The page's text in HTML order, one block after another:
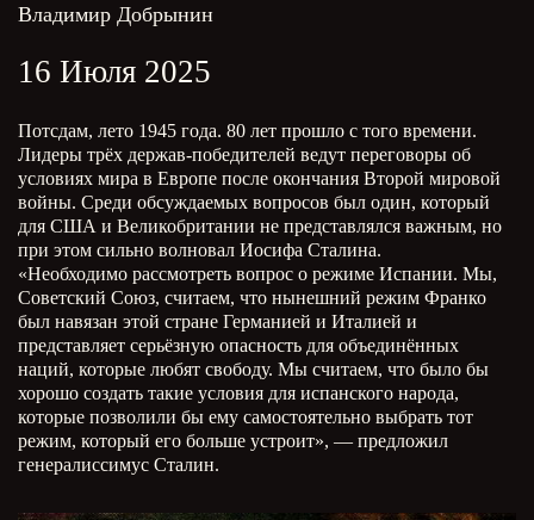
16 Июля 2025
Владимир Добрынин
Потсдам, лето 1945 года. 80 лет прошло с того времени.
Лидеры трёх держав-победителей ведут переговоры об
условиях мира в Европе после окончания Второй мировой
войны. Среди обсуждаемых вопросов был один, который
для США и Великобритании не представлялся важным, но
при этом сильно волновал Иосифа Сталина.
«Необходимо рассмотреть вопрос о режиме Испании. Мы,
Советский Союз, считаем, что нынешний режим Франко
был навязан этой стране Германией и Италией и
представляет серьёзную опасность для объединённых
наций, которые любят свободу. Мы считаем, что было бы
хорошо создать такие условия для испанского народа,
которые позволили бы ему самостоятельно выбрать тот
режим, который его больше устроит», — предложил
генералиссимус Сталин.